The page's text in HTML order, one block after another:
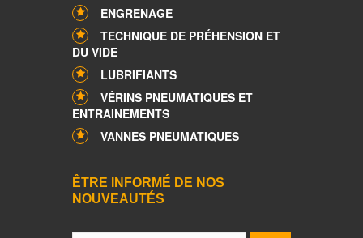
ENGRENAGE
TECHNIQUE DE PRÉHENSION ET
DU VIDE
LUBRIFIANTS
VÉRINS PNEUMATIQUES ET
ENTRAINEMENTS
VANNES PNEUMATIQUES
ÊTRE INFORMÉ DE NOS
NOUVEAUTÉS